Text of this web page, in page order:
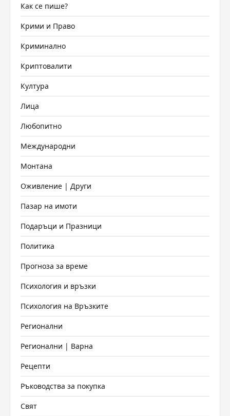
Как се пише?
Крими и Право
Криминално
Криптовалити
Култура
Лица
Любопитно
Международни
Монтана
Оживление | Други
Пазар на имоти
Подаръци и Празници
Политика
Прогноза за време
Психология и връзки
Психология на Връзките
Регионални
Регионални | Варна
Рецепти
Ръководства за покупка
Свят